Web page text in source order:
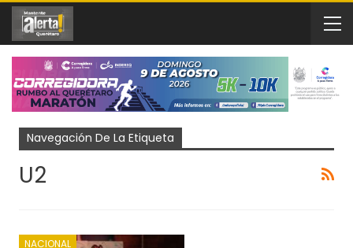
Navegación De La Etiqueta
U2
NACIONAL